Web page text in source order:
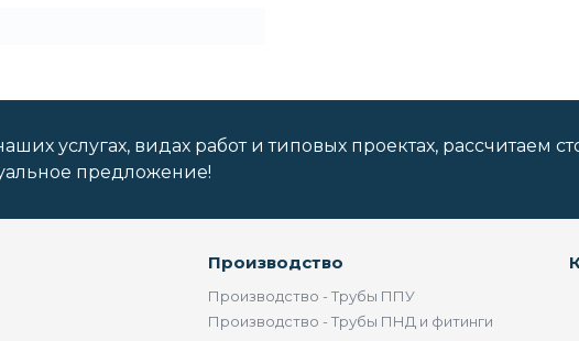
услугах, видах работ и типовых проектах, рассчитаем
предложение!
Производство
Производство - Трубы ППУ
Производство - Трубы ПНД и фитинги